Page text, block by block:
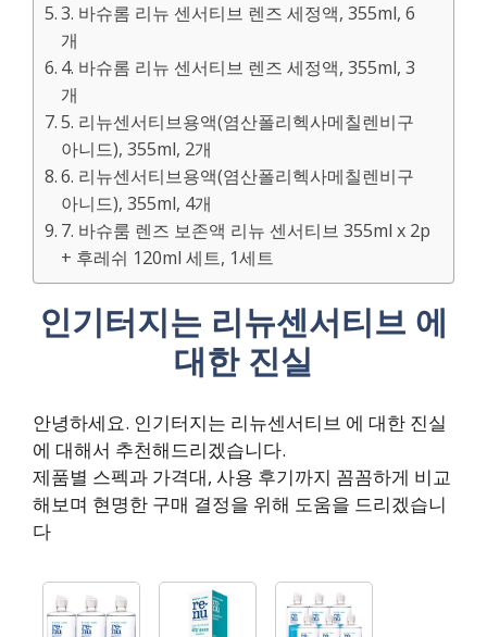
3. 바슈롬 리뉴 센서티브 렌즈 세정액, 355ml, 6
개
4. 바슈롬 리뉴 센서티브 렌즈 세정액, 355ml, 3
개
5. 리뉴센서티브용액(염산폴리헥사메칠렌비구
아니드), 355ml, 2개
6. 리뉴센서티브용액(염산폴리헥사메칠렌비구
아니드), 355ml, 4개
7. 바슈룸 렌즈 보존액 리뉴 센서티브 355ml x 2p
+ 후레쉬 120ml 세트, 1세트
인기터지는 리뉴센서티브 에
대한 진실
안녕하세요. 인기터지는 리뉴센서티브 에 대한 진실
에 대해서 추천해드리겠습니다.
제품별 스펙과 가격대, 사용 후기까지 꼼꼼하게 비교
해보며 현명한 구매 결정을 위해 도움을 드리겠습니
다